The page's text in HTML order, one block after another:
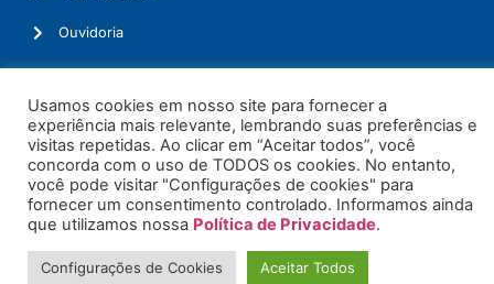
Ouvidoria
© 2026. Todos os Direitos Reservados.
Usamos cookies em nosso site para fornecer a
experiência mais relevante, lembrando suas preferências e
visitas repetidas. Ao clicar em “Aceitar todos”, você
concorda com o uso de TODOS os cookies. No entanto,
você pode visitar "Configurações de cookies" para
fornecer um consentimento controlado. Informamos ainda
que utilizamos nossa Política de Privacidade.
Configurações de Cookies Aceitar Todos